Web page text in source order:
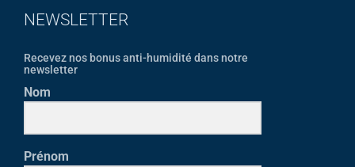
NEWSLETTER
Recevez nos bonus anti-humidité dans notre
newsletter
Nom
Prénom